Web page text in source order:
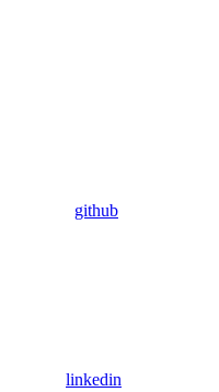
github
linkedin